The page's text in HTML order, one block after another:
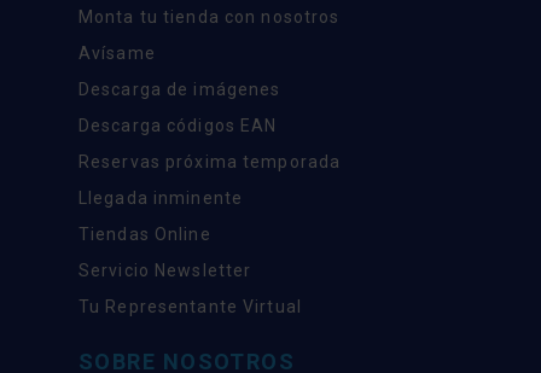
Monta tu tienda con nosotros
Avísame
Descarga de imágenes
Descarga códigos EAN
Reservas próxima temporada
Llegada inminente
Tiendas Online
Servicio Newsletter
Tu Representante Virtual
SOBRE NOSOTROS